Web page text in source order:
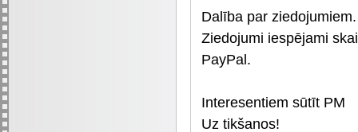
Dalība par ziedojumiem.
Ziedojumi iespējami
PayPal.
Interesentiem sūtīt PM
Uz tikšanos!